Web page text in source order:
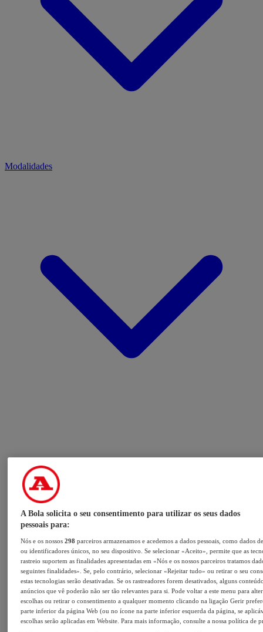
Modalidades
A Bola solicita o seu consentimento para utilizar os seus dados
pessoais para:
Nós e os nossos298 parceiros armazenamos e acedemos a dados pessoais, como dados
ou identificadores únicos, no seu dispositivo. Se selecionar «Aceito», permite que as
rastreio suportem as finalidades apresentadas em «Nós e os nossos parceiros tratamos
seguintes finalidades». Se, pelo contrário, selecionar «Rejeitar tudo» ou retirar o seu
estas tecnologias serão desativadas. Se os rastreadores forem desativados, alguns
anúncios que vê poderão não ser tão relevantes para si. Pode voltar a este menu para
escolhas ou retirar o consentimento a qualquer momento clicando na ligação Gerir
parte inferior da página Web (ou no ícone na parte inferior esquerda da página, se
escolhas serão aplicadas em Website. Para mais informação, consulte a nossa política de